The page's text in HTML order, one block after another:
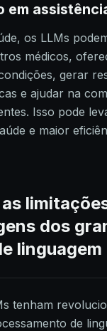
em
os LLMs
médicos,
gerar
e ajudar na
Isso pode
e maior
dos
linguagem
tenham
de